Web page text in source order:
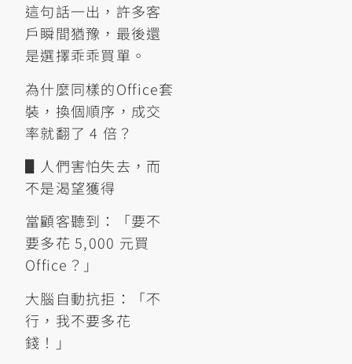
這句話一出，許多客
戶瞬間猶豫，最後還
是選擇乖乖買單。
為什麼同樣的Office套
裝，換個順序，成交
率就翻了 4 倍？
▋人們害怕失去，而
不是渴望獲得
當顧客聽到：「要不
要多花 5,000 元買
Office？」
大腦自動抗拒：「不
行，我不要多花
錢！」